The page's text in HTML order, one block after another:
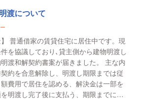
渡について
】 普通借家の賃貸住宅に居住中です。現
を協議しており､貸主側から建物明渡し
和解契約書案が届きました。 主な内
約を合意解除し、明渡し期限までは従
費用で居住を認める、解決金は一部を
明渡し完了後に支払う、期限までに明